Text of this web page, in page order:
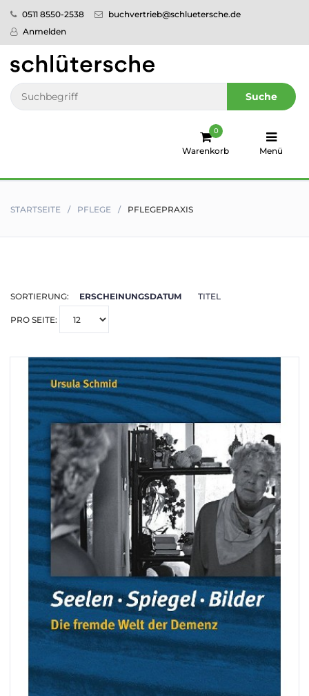
0511 8550-2538
buchvertrieb@schluetersche.de
Anmelden
Suche
Warenkorb
0
Menü
Pflege
Veterinär­
medizin
humboldt
STARTSEITE PFLEGE PFLEGEPRAXIS
SORTIERUNG: ERSCHEINUNGSDATUM TITEL
PRO SEITE: